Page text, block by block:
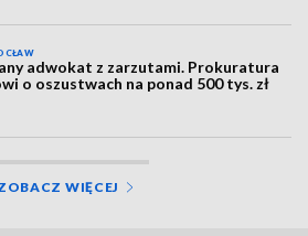
adwokat z zarzutami. Prokuratura
o oszustwach na ponad 500 tys. zł
WIĘCEJ